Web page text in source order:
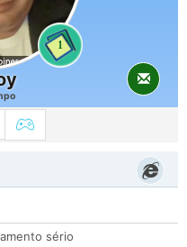
1
sério